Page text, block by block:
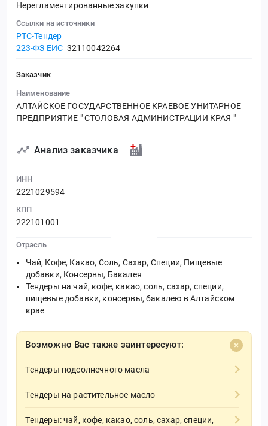
Нерегламентированные закупки
Ссылки на источники
РТС-Тендер
223-ФЗ ЕИС 32110042264
Заказчик
Наименование
АЛТАЙСКОЕ ГОСУДАРСТВЕННОЕ КРАЕВОЕ УНИТАРНОЕ
ПРЕДПРИЯТИЕ " СТОЛОВАЯ АДМИНИСТРАЦИИ КРАЯ "
Анализ заказчика
ИНН
2221029594
КПП
222101001
Отрасль
Чай, Кофе, Какао, Соль, Сахар, Специи, Пищевые
добавки, Консервы, Бакалея
Тендеры на чай, кофе, какао, соль, сахар, специи,
пищевые добавки, консервы, бакалею в Алтайском
крае
Возможно Вас также заинтересуют:
Тендеры подсолнечного масла
Тендеры на растительное масло
Тендеры: чай, кофе, какао, соль, сахар, специи,